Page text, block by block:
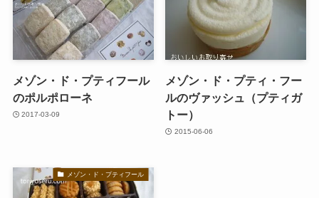
メゾン・ド・プティフール
のポルポローネ
2017-03-09
メゾン・ド・プティ・フー
ルのヴァッシュ（プティガ
トー）
2015-06-06
メゾン・ド・プティフール